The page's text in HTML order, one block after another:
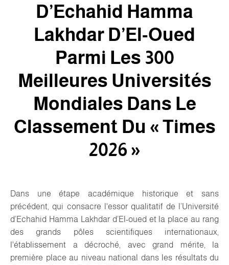
D’Echahid Hamma
Lakhdar D’El-Oued
Parmi Les 300
Meilleures Universités
Mondiales Dans Le
Classement Du « Times
2026 »
Dans une étape académique historique et sans
précédent, qui consacre l'essor qualitatif de l’Université
d’Echahid Hamma Lakhdar d’El-oued et la place au rang
des grands pôles scientifiques internationaux,
l'établissement a décroché, avec grand mérite, la
première place au niveau national dans les résultats du